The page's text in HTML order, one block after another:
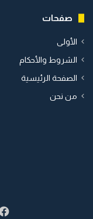
صفحات
الأولى
الشروط والأحكام
الصفحة الرئيسية
من نحن